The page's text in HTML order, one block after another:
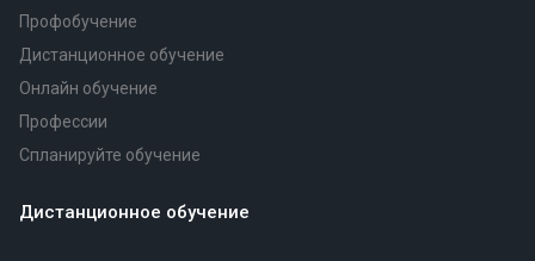
Профобучение
Дистанционное обучение
Онлайн обучение
Профессии
Спланируйте обучение
Дистанционное обучение